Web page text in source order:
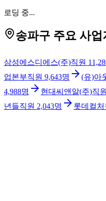
로딩 중...
송파구 주요 사업
삼성에스디에스(주)직원
업본부직원 9,643명 (유)아
4,988명 현대씨앤알(주)직원
년들직원 2,043명 롯데컬